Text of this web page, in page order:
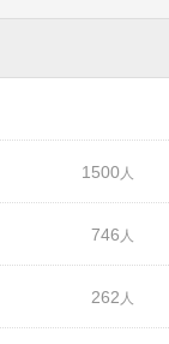
1500
746
262